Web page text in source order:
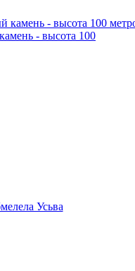
- высота 100